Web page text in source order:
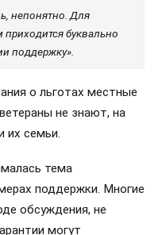
непонятно. Для
приходится буквально
поддержку».
о льготах местные
не знают, на
их семьи.
тема
поддержки. Многие
обсуждения, не
могут